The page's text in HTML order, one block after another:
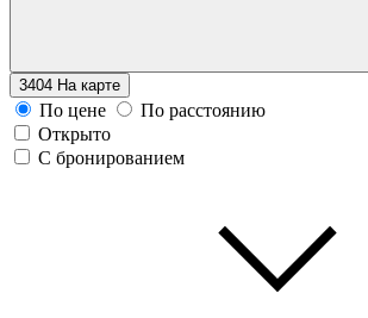
3404 На карте
По цене
По расстоянию
Открыто
С бронированием